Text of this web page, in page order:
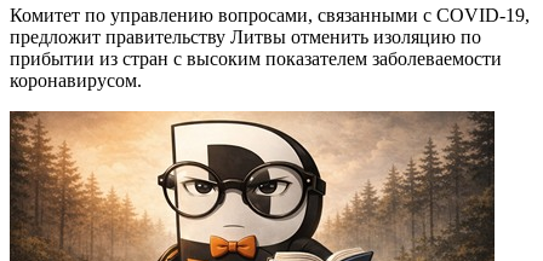
Комитет по управлению вопросами, связанными с COVID-19,
предложит правительству Литвы отменить изоляцию по
прибытии из стран с высоким показателем заболеваемости
коронавирусом.